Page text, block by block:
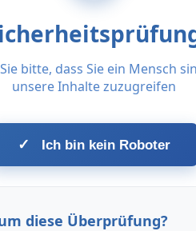
bitte, dass Sie ein Mensch
unsere Inhalte zuzugreifen
✓ Ich bin kein Roboter
diese Überprüfung?